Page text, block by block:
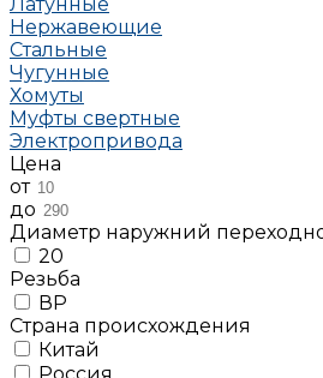
Нержавеющие
Стальные
Чугунные
Хомуты
Муфты свертные
Электропривода
Цена
от
до
Диаметр наружний
20
Резьба
ВР
Страна происхождения
Китай